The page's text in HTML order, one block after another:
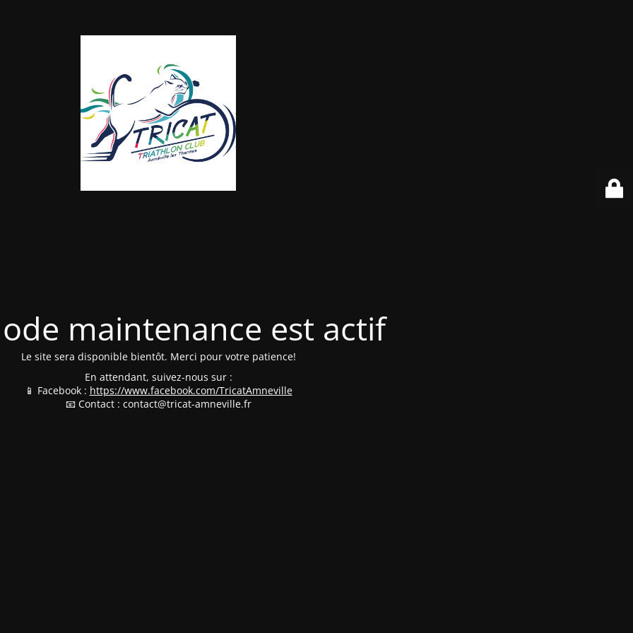
maintenance est actif
Le site sera disponible bientôt. Merci pour votre patience!
En attendant, suivez-nous sur :
📱 Facebook : https://www.facebook.com/TricatAmneville
📧 Contact : contact@tricat-amneville.fr